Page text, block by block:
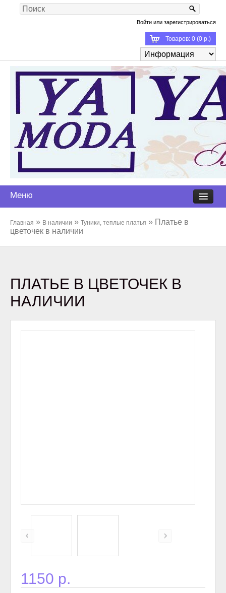
Войти или зарегистрироваться
Товаров: 0 (0 р.)
Меню
Главная » В наличии » Туники, теплые платья » Платье в
цветочек в наличии
ПЛАТЬЕ В ЦВЕТОЧЕК В
НАЛИЧИИ
1150 р.